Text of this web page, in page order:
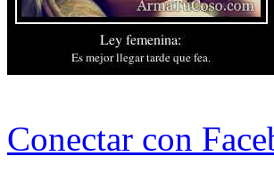
Conectar con